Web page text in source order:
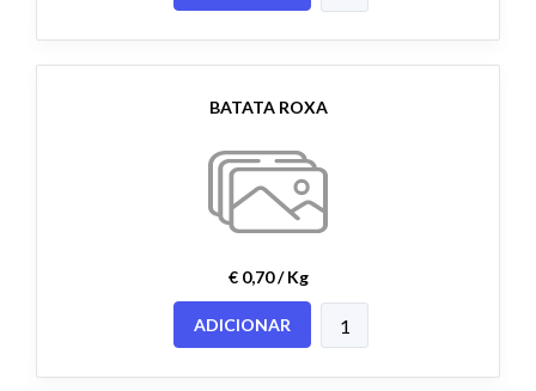
BATATA ROXA
€ 0,70 / Kg
ADICIONAR